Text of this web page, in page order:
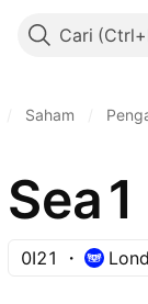
Cari
Saham
0I21